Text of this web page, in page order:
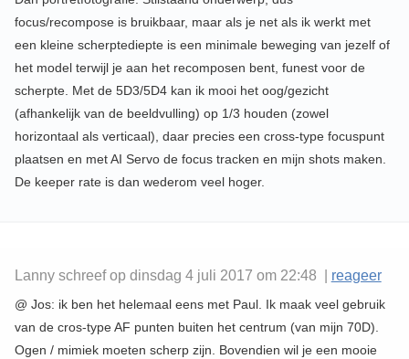
focus/recompose is bruikbaar, maar als je net als ik werkt met
een kleine scherptediepte is een minimale beweging van jezelf of
het model terwijl je aan het recomposen bent, funest voor de
scherpte. Met de 5D3/5D4 kan ik mooi het oog/gezicht
(afhankelijk van de beeldvulling) op 1/3 houden (zowel
horizontaal als verticaal), daar precies een cross-type focuspunt
plaatsen en met AI Servo de focus tracken en mijn shots maken.
De keeper rate is dan wederom veel hoger.
Lanny schreef op dinsdag 4 juli 2017 om 22:48 | reageer
@ Jos: ik ben het helemaal eens met Paul. Ik maak veel gebruik
van de cros-type AF punten buiten het centrum (van mijn 70D).
Ogen / mimiek moeten scherp zijn. Bovendien wil je een mooie